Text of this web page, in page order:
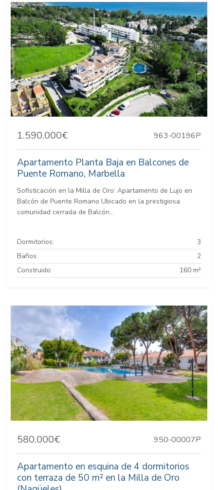
1.590.000€ 963-00196P
Apartamento Planta Baja en Balcones de
Puente Romano, Marbella
Sofisticación en la Milla de Oro: Apartamento de Lujo en
Balcón de Puente Romano Ubicado en la prestigiosa
comunidad cerrada de Balcón...
Dormitorios:
3
Baños:
2
Construido:
160 m²
580.000€ 950-00007P
Apartamento en esquina de 4 dormitorios
con terraza de 50 m² en la Milla de Oro